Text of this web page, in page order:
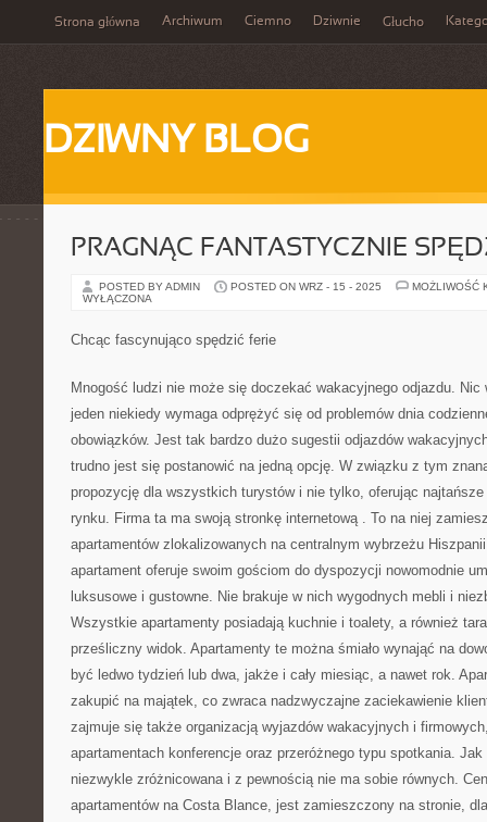
Strona główna Archiwum Ciemno Dziwnie Głucho
DZIWNY BLOG
PRAGNĄC FANTASTYCZNIE
POSTED BY ADMIN POSTED ON WRZ - 15 - 2025
MOŻLIWOŚĆ
WYŁĄCZONA
Chcąc fascynująco spędzić ferie
Mnogość ludzi nie może się doczekać wakacyjnego odjazdu.
jeden niekiedy wymaga odprężyć się od problemów dnia
obowiązków. Jest tak bardzo dużo sugestii odjazdów
trudno jest się postanowić na jedną opcję. W związku z tym
propozycję dla wszystkich turystów i nie tylko, oferując
rynku. Firma ta ma swoją stronkę internetową . To na niej
apartamentów zlokalizowanych na centralnym wybrzeżu
apartament oferuje swoim gościom do dyspozycji nowomodnie
luksusowe i gustowne. Nie brakuje w nich wygodnych mebli i
Wszystkie apartamenty posiadają kuchnie i toalety, a również
prześliczny widok. Apartamenty te można śmiało wynająć na
być ledwo tydzień lub dwa, jakże i cały miesiąc, a nawet rok.
zakupić na majątek, co zwraca nadzwyczajne zaciekawienie
zajmuje się także organizacją wyjazdów wakacyjnych i
apartamentach konferencje oraz przeróżnego typu spotkania.
niezwykle zróżnicowana i z pewnością nie ma sobie równych.
apartamentów na Costa Blance, jest zamieszczony na stronie,